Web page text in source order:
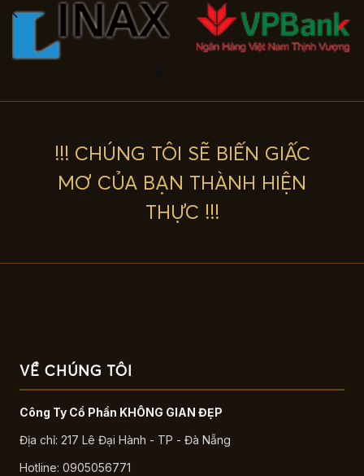
!!! CHÚNG TÔI SẼ BIẾN GIẤC
MƠ CỦA BẠN THÀNH HIỆN
THỰC !!!
VỀ CHÚNG TÔI
Công Ty Cổ Phần KHÔNG GIAN ĐẸP
Địa chỉ: 217 Lê Đại Hành - TP - Đà Nẵng
Hotline: 0905056771